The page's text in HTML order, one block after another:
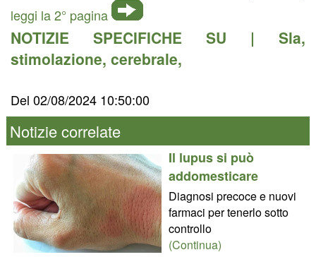
leggi la 2° pagina
NOTIZIE SPECIFICHE SU | Sla,
stimolazione, cerebrale,
Del 02/08/2024 10:50:00
Notizie correlate
Il lupus si può
addomesticare
Diagnosi precoce e nuovi
farmaci per tenerlo sotto
controllo
(Continua)